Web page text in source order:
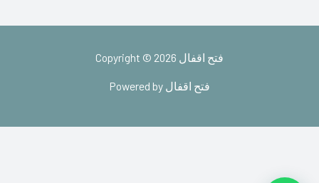
Copyright © 2026 فتح اقفال
Powered by فتح اقفال